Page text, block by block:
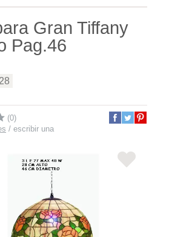
Gran Tiffany
Pag.46
(0)
/ escribir una